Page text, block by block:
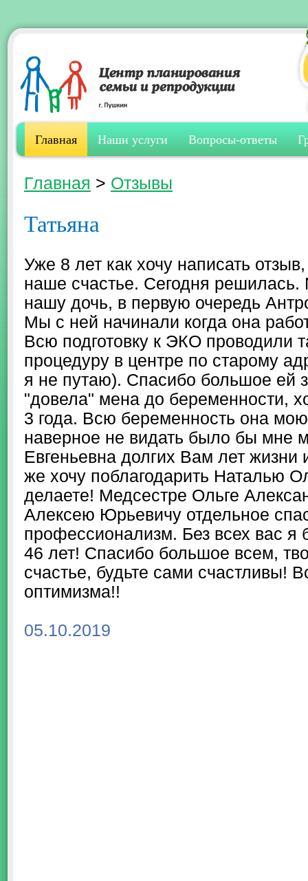
Главная Наши услуги Вопросы-ответы
Главная > Отзывы
Татьяна
Уже 8 лет как хочу написать
наше счастье. Сегодня
нашу дочь, в первую очередь
Мы с ней начинали когда она
Всю подготовку к ЭКО проводили
процедуру в центре по старому
я не путаю). Спасибо большое ей
"довела" мена до беременности,
3 года. Всю беременность она
наверное не видать было бы мне
Евгеньевна долгих Вам лет жизни
же хочу поблагодарить Наталью
делаете! Медсестре Ольге
Алексею Юрьевичу отдельное
профессионализм. Без всех вас
46 лет! Спасибо большое всем,
счастье, будьте сами счастливы!
оптимизма!!
05.10.2019